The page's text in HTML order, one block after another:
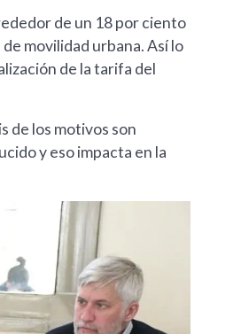
de un 18 por ciento
movilidad urbana. Así lo
de la tarifa del
de los motivos son
y eso impacta en la